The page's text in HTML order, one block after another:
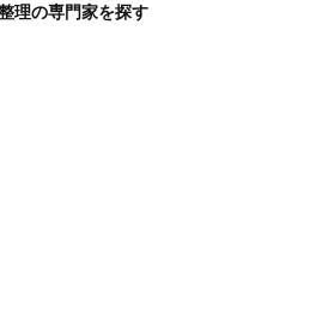
理の専門家を探す